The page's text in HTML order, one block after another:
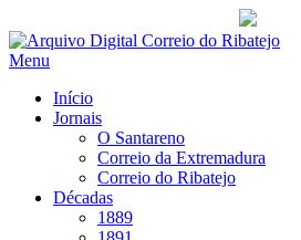
Saltar
para
Menu
Início
Jornais
O Santareno
Correio da Extremadura
Correio do Ribatejo
Décadas
1889